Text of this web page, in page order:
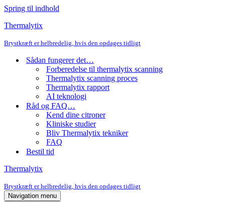
Spring til indhold
Thermalytix
Brystkræft er helbredelig, hvis den opdages tidligt
Sådan fungerer det…
Forberedelse til thermalytix scanning
Thermalytix scanning proces
Thermalytix rapport
AI teknologi
Råd og FAQ…
Kend dine citroner
Kliniske studier
Bliv Thermalytix tekniker
FAQ
Bestil tid
Thermalytix
Brystkræft er helbredelig, hvis den opdages tidligt
Navigation menu